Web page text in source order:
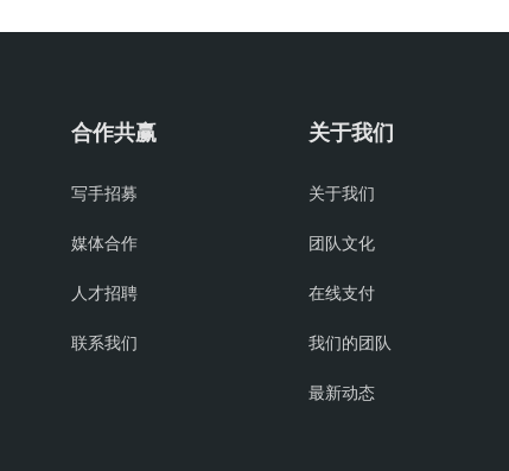
合作共赢
写手招募
媒体合作
人才招聘
联系我们
关于我们
关于我们
团队文化
在线支付
我们的团队
最新动态